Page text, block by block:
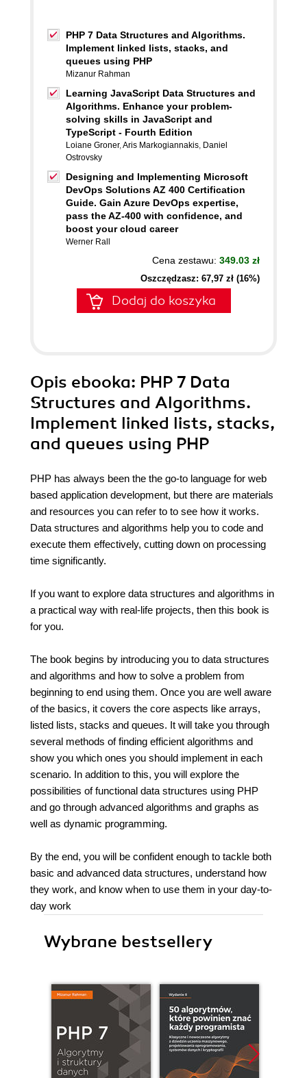
PHP 7 Data Structures and Algorithms.
Implement linked lists, stacks, and
queues using PHP
Mizanur Rahman
Learning JavaScript Data Structures and
Algorithms. Enhance your problem-
solving skills in JavaScript and
TypeScript - Fourth Edition
Loiane Groner,Aris Markogiannakis, Daniel
Ostrovsky
Designing and Implementing Microsoft
DevOps Solutions AZ 400 Certification
Guide. Gain Azure DevOps expertise,
pass the AZ-400 with confidence, and
boost your cloud career
Werner Rall
Cena zestawu: 349.03 zł
Oszczędzasz: 67,97 zł (16%)
Dodaj do koszyka
Opis ebooka: PHP 7 Data
Structures and Algorithms.
Implement linked lists, stacks,
and queues using PHP
PHP has always been the the go-to language for web
based application development, but there are materials
and resources you can refer to to see how it works.
Data structures and algorithms help you to code and
execute them effectively, cutting down on processing
time significantly.
If you want to explore data structures and algorithms in
a practical way with real-life projects, then this book is
for you.
The book begins by introducing you to data structures
and algorithms and how to solve a problem from
beginning to end using them. Once you are well aware
of the basics, it covers the core aspects like arrays,
listed lists, stacks and queues. It will take you through
several methods of finding efficient algorithms and
show you which ones you should implement in each
scenario. In addition to this, you will explore the
possibilities of functional data structures using PHP
and go through advanced algorithms and graphs as
well as dynamic programming.
By the end, you will be confident enough to tackle both
basic and advanced data structures, understand how
they work, and know when to use them in your day-to-
day work
Wybrane bestsellery